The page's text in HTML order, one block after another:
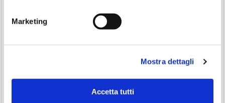
Marketing
Mostra dettagli
Accetta tutti
Inclusività(3)